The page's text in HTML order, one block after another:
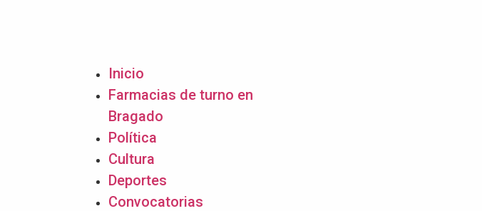
Inicio
Farmacias de turno en
Bragado
Política
Cultura
Deportes
Convocatorias